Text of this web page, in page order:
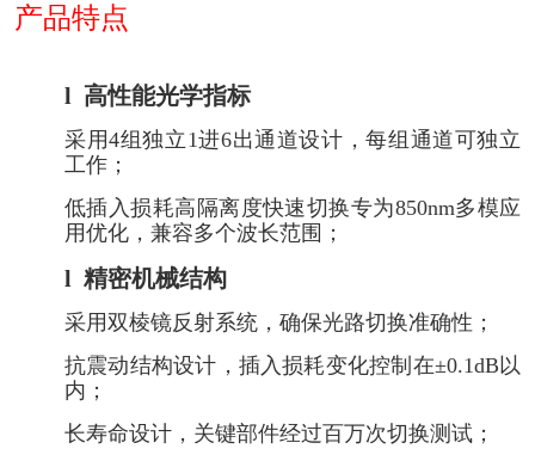
产品特点
l 高性能光学指标
采用4组独立1进6出通道设计，每组通道可独立
工作；
低插入损耗高隔离度快速切换专为850nm多模应
用优化，兼容多个波长范围；
l 精密机械结构
采用双棱镜反射系统，确保光路切换准确性；
抗震动结构设计，插入损耗变化控制在±0.1dB以
内；
长寿命设计，关键部件经过百万次切换测试；